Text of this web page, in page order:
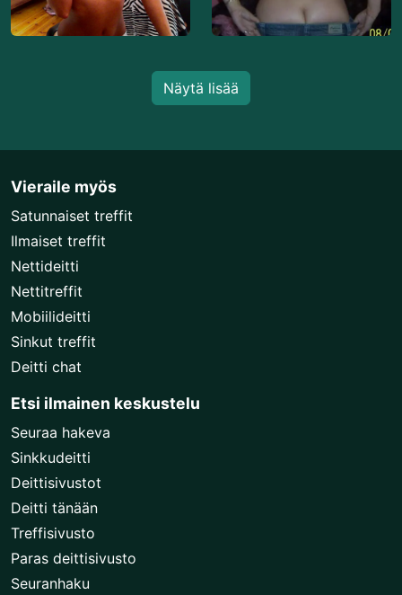
Näytä lisää
Vieraile myös
Satunnaiset treffit
Ilmaiset treffit
Nettideitti
Nettitreffit
Mobiilideitti
Sinkut treffit
Deitti chat
Etsi ilmainen keskustelu
Seuraa hakeva
Sinkkudeitti
Deittisivustot
Deitti tänään
Treffisivusto
Paras deittisivusto
Seuranhaku